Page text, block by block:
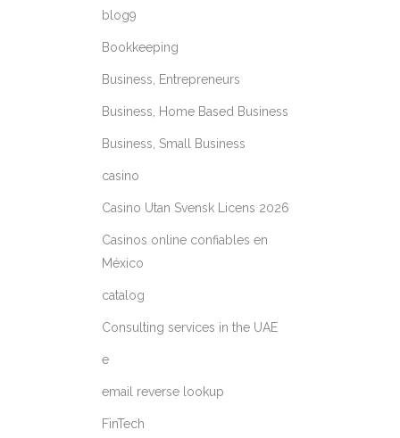
blog9
Bookkeeping
Business, Entrepreneurs
Business, Home Based Business
Business, Small Business
casino
Casino Utan Svensk Licens 2026
Casinos online confiables en
México
catalog
Consulting services in the UAE
e
email reverse lookup
FinTech